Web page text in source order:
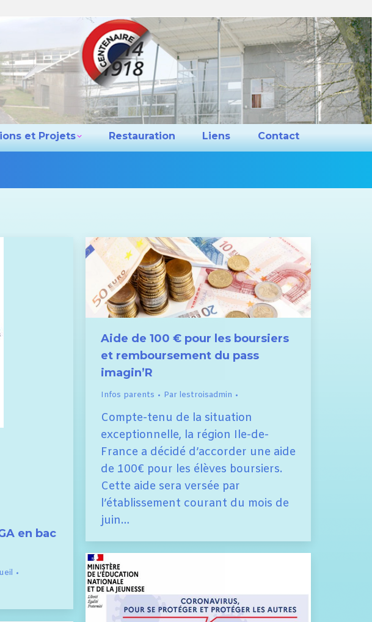
et Projets Restauration Liens Contact
êtes
en bac
Aide de 100 € pour les boursiers
et remboursement du pass
imagin’R
Infos parents Par lestroisadmin
Compte-tenu de la situation
exceptionnelle, la région Ile-de-
France a décidé d’accorder une aide
de 100€ pour les élèves boursiers.
Cette aide sera versée par
l’établissement courant du mois de
juin…
Actions et Projets Restauration Liens
Contact